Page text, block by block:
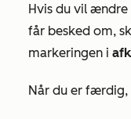
Hvis du vil
får besked om,
markeringen i
Når du er færdig,